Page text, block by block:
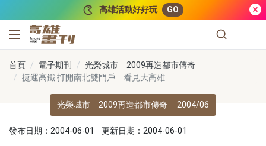
高雄活動好好玩 GO
高雄畫刊
首頁 電子期刊
光榮城市 2009再造都市傳奇
捷運高鐵 打開南北雙門戶 看見大高雄
光榮城市 2009再造都市傳奇 2004/06
發布日期：2004-06-01 更新日期：2004-06-01